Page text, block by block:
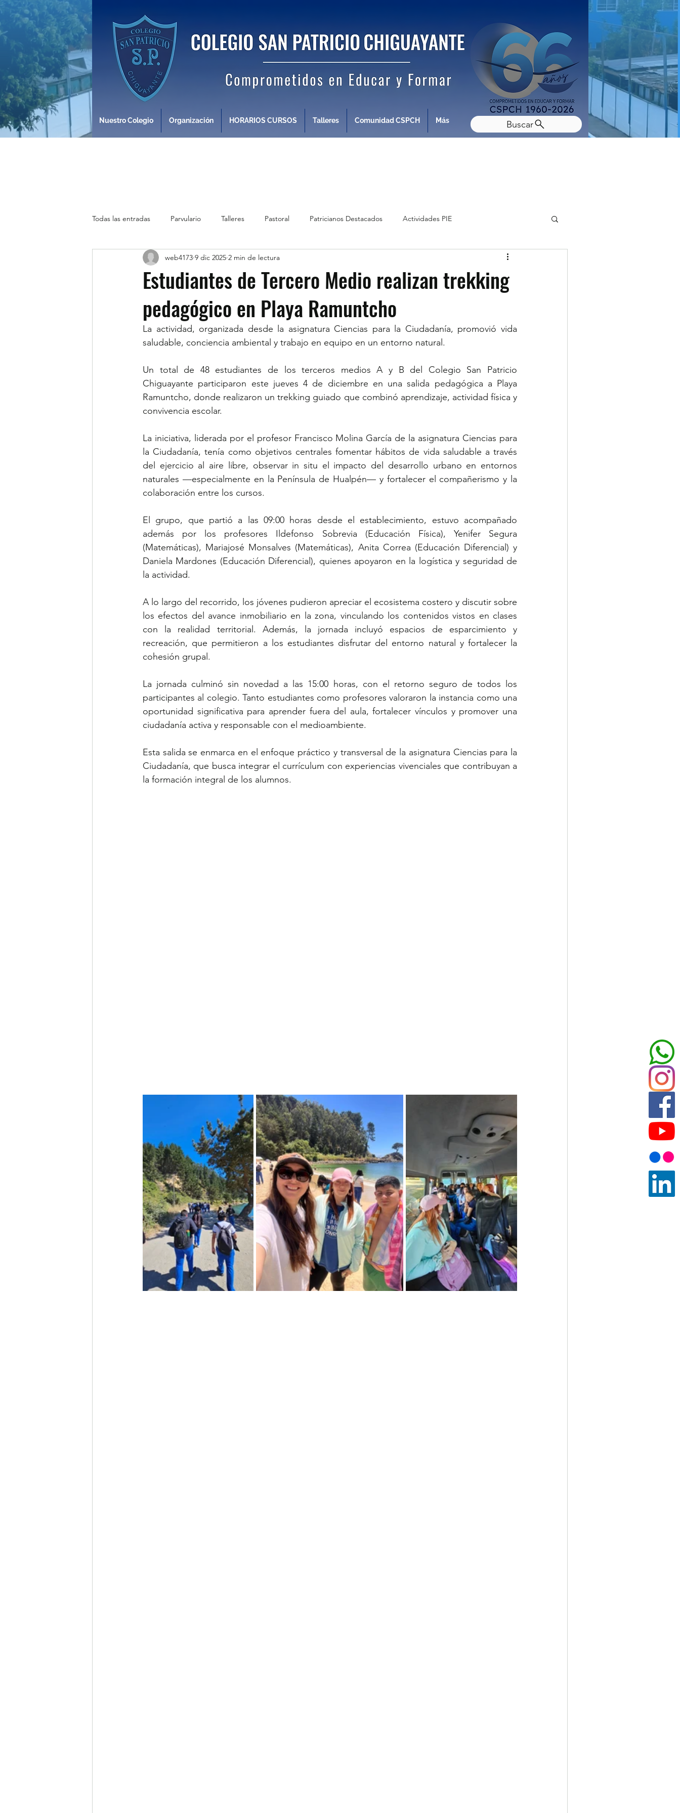
Nuestro Colegio Organización HORARIOS CURSOS Talleres Comunidad CSPCH Más Buscar
Todas las entradas Parvulario Talleres Pastoral Patricianos Destacados Actividades PIE
Estudiantes de Tercero Medio realizan trekking
pedagógico en Playa Ramuntcho
web4173 9 dic 2025 2 min de lectura
La actividad, organizada desde la asignatura Ciencias para la Ciudadanía, promovió vida
saludable, conciencia ambiental y trabajo en equipo en un entorno natural.
Un total de 48 estudiantes de los terceros medios A y B del Colegio San Patricio
Chiguayante participaron este jueves 4 de diciembre en una salida pedagógica a Playa
Ramuntcho, donde realizaron un trekking guiado que combinó aprendizaje, actividad física y
convivencia escolar.
La iniciativa, liderada por el profesor Francisco Molina García de la asignatura Ciencias para
la Ciudadanía, tenía como objetivos centrales fomentar hábitos de vida saludable a través
del ejercicio al aire libre, observar in situ el impacto del desarrollo urbano en entornos
naturales —especialmente en la Península de Hualpén— y fortalecer el compañerismo y la
colaboración entre los cursos.
El grupo, que partió a las 09:00 horas desde el establecimiento, estuvo acompañado
además por los profesores Ildefonso Sobrevia (Educación Física), Yenifer Segura
(Matemáticas), Mariajosé Monsalves (Matemáticas), Anita Correa (Educación Diferencial) y
Daniela Mardones (Educación Diferencial), quienes apoyaron en la logística y seguridad de
la actividad.
A lo largo del recorrido, los jóvenes pudieron apreciar el ecosistema costero y discutir sobre
los efectos del avance inmobiliario en la zona, vinculando los contenidos vistos en clases
con la realidad territorial. Además, la jornada incluyó espacios de esparcimiento y
recreación, que permitieron a los estudiantes disfrutar del entorno natural y fortalecer la
cohesión grupal.
La jornada culminó sin novedad a las 15:00 horas, con el retorno seguro de todos los
participantes al colegio. Tanto estudiantes como profesores valoraron la instancia como una
oportunidad significativa para aprender fuera del aula, fortalecer vínculos y promover una
ciudadanía activa y responsable con el medioambiente.
Esta salida se enmarca en el enfoque práctico y transversal de la asignatura Ciencias para la
Ciudadanía, que busca integrar el currículum con experiencias vivenciales que contribuyan a
la formación integral de los alumnos.